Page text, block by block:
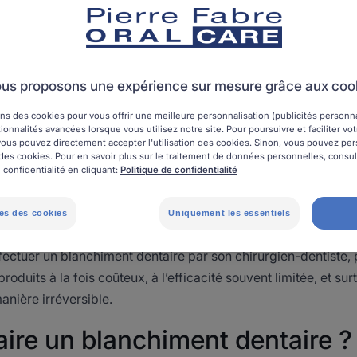
Avoir les dents blanches
de 2018, auprès d'un échantillon de 1 048
(1), plus de 1 Français sur 4 n’ose pas sourire à pleines
La cause de cette honte : des dents mal alignées, mais
dents jaunes, même en ayant une bonne hygiène bucco-
marché du blanchiment des dents est en plein essor.
un blanchiment dentaire par son chirurgien-dentiste,
à la fois coûteux, à l’efficacité souvent limitée, et
irréversible.
un blanchiment dentaire ?
proposons une expérience sur mesure grâce aux
des cookies pour vous offrir une meilleure personnalisation (publicités
avancées lorsque vous utilisez notre site. Pour poursuivre et faciliter
pouvez directement accepter l'utilisation des cookies. Sinon, vous pouvez
cookies. Pour en savoir plus sur le traitement de données personnelles,
confidentialité en cliquant: Politique de confidentialité
des cookies Uniquement les essentiels